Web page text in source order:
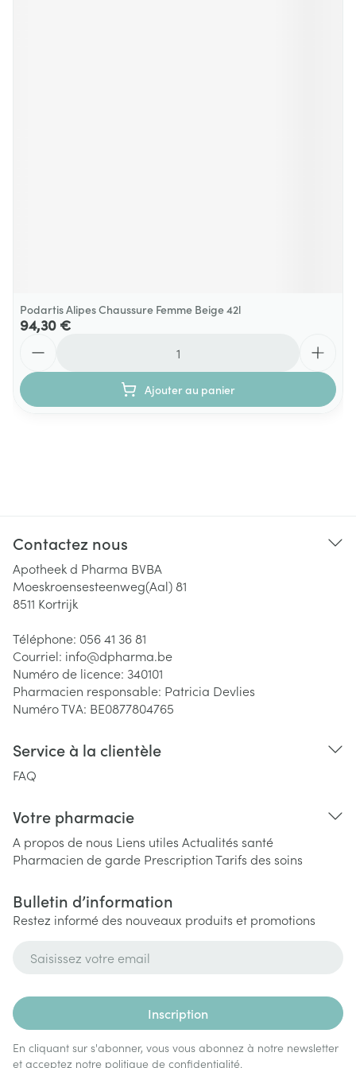
Podartis Alipes Chaussure Femme Beige 42l
94,30 €
Ajouter au panier
Contactez nous
Apotheek d Pharma BVBA
Moeskroensesteenweg(Aal) 81
8511 Kortrijk
Téléphone: 056 41 36 81
Courriel: info@dpharma.be
Numéro de licence: 340101
Pharmacien responsable: Patricia Devlies
Numéro TVA: BE0877804765
Service à la clientèle
FAQ
Votre pharmacie
A propos de nous Liens utiles Actualités santé
Pharmacien de garde PrescriptionTarifs des soins
Bulletin d’information
Restez informé des nouveaux produits et promotions
Inscription
En cliquant sur s'abonner, vous vous abonnez à notre newsletter
et acceptez notre politique de confidentialité.